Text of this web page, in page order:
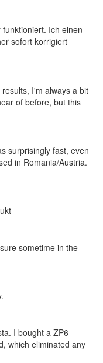
Ich einen
sofort korrigiert
I'm always a bit
of before, but this
surprisingly fast, even
in Romania/Austria.
sometime in the
I bought a ZP6
which eliminated any